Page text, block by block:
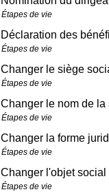
Étapes de vie
Déclaration des
Étapes de vie
Changer le siège
Étapes de vie
Changer le nom de la
Étapes de vie
Changer la forme
Étapes de vie
Changer l'objet
Étapes de vie